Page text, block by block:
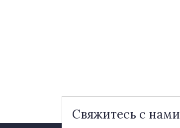
Свяжитесь с нами